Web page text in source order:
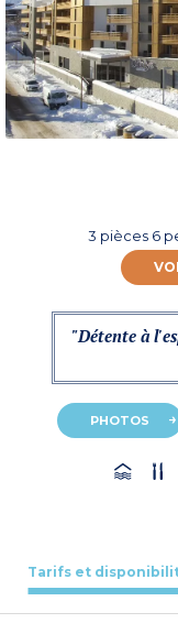
3 pièces 6
"Détente à
PHOTOS
Tarifs et